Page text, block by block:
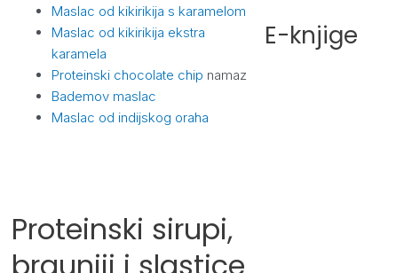
Maslac od kikirikija s karamelom
Maslac od kikirikija ekstra
karamela
Proteinski chocolate chip namaz
Bademov maslac
Maslac od indijskog oraha
Proteinski sirupi,
E-knjige